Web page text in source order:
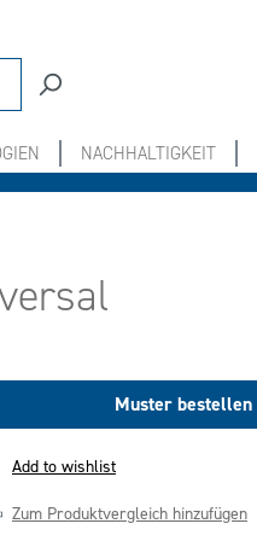
NACHHALTIGKEIT
Muster bestellen
Add to wishlist
Zum Produktvergleich hinzufügen